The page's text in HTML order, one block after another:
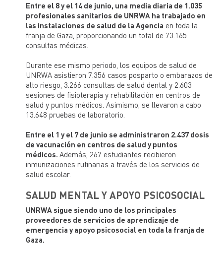
Entre el 8 y el 14 de junio, una media diaria de 1.035
profesionales sanitarios de UNRWA ha trabajado en
las instalaciones de salud de la Agencia en toda la
franja de Gaza, proporcionando un total de 73.165
consultas médicas.
Durante ese mismo periodo, los equipos de salud de
UNRWA asistieron 7.356 casos posparto o embarazos de
alto riesgo, 3.266 consultas de salud dental y 2.603
sesiones de fisioterapia y rehabilitación en centros de
salud y puntos médicos. Asimismo, se llevaron a cabo
13.648 pruebas de laboratorio.
Entre el 1 y el 7 de junio se administraron 2.437 dosis
de vacunación en centros de salud y puntos
médicos.Además, 267 estudiantes recibieron
inmunizaciones rutinarias a través de los servicios de
salud escolar.
SALUD MENTAL Y APOYO PSICOSOCIAL
UNRWA sigue siendo uno de los principales
proveedores de servicios de aprendizaje de
emergencia y apoyo psicosocial en toda la franja de
Gaza.